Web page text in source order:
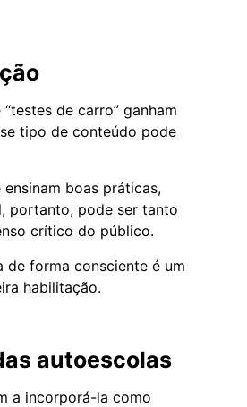
de carro” ganham
tipo de conteúdo pode
boas práticas,
portanto, pode ser tanto
crítico do público.
de forma consciente é um
habilitação.
autoescolas
a incorporá-la como